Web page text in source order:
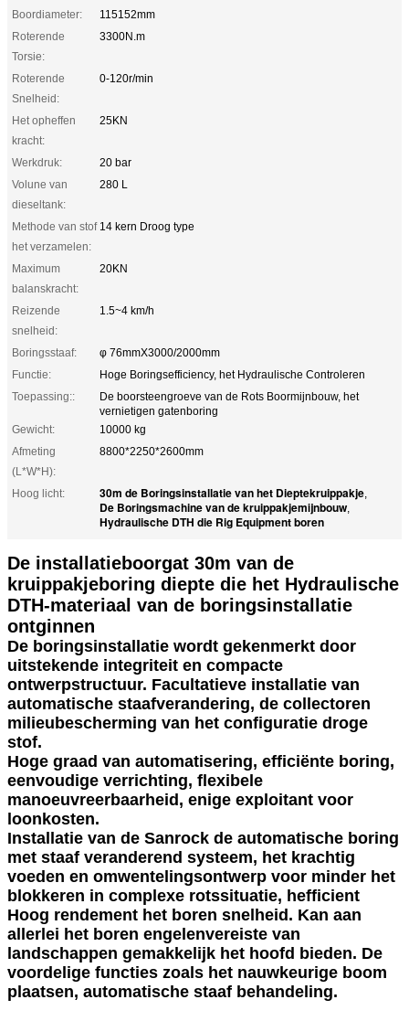
Boordiameter:
115152mm
Roterende
Torsie:
3300N.m
Roterende
Snelheid:
0-120r/min
Het opheffen
kracht:
25KN
Werkdruk:
20 bar
Volune van
dieseltank:
280 L
Methode van stof
het verzamelen:
14 kern Droog type
Maximum
balanskracht:
20KN
Reizende
snelheid:
1.5~4 km/h
Boringsstaaf:
φ 76mmX3000/2000mm
Functie:
Hoge Boringsefficiency, het Hydraulische Controleren
Toepassing::
De boorsteengroeve van de Rots Boormijnbouw, het
vernietigen gatenboring
Gewicht:
10000 kg
Afmeting
(L*W*H):
8800*2250*2600mm
Hoog licht: 30m de Boringsinstallatie van het Dieptekruippakje,
De Boringsmachine van de kruippakjemijnbouw,
Hydraulische DTH die Rig Equipment boren
De installatieboorgat 30m van de
kruippakjeboring diepte die het Hydraulische
DTH-materiaal van de boringsinstallatie
ontginnen
De boringsinstallatie wordt gekenmerkt door
uitstekende integriteit en compacte
ontwerpstructuur. Facultatieve installatie van
automatische staafverandering, de collectoren
milieubescherming van het configuratie droge
stof.
Hoge graad van automatisering, efficiënte boring,
eenvoudige verrichting, flexibele
manoeuvreerbaarheid, enige exploitant voor
loonkosten.
Installatie van de Sanrock de automatische boring
met staaf veranderend systeem, het krachtig
voeden en omwentelingsontwerp voor minder het
blokkeren in complexe rotssituatie, hefficient
Hoog rendement het boren snelheid. Kan aan
allerlei het boren engelenvereiste van
landschappen gemakkelijk het hoofd bieden. De
voordelige functies zoals het nauwkeurige boom
plaatsen, automatische staaf behandeling.